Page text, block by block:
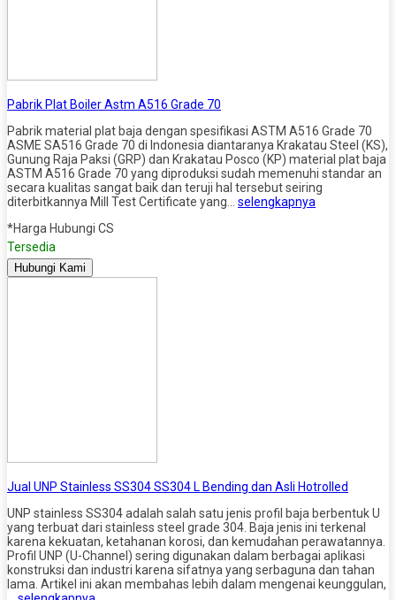
Pabrik Plat Boiler Astm A516 Grade 70
Pabrik material plat baja dengan spesifikasi ASTM A516 Grade 70
ASME SA516 Grade 70 di Indonesia diantaranya Krakatau Steel (KS),
Gunung Raja Paksi (GRP) dan Krakatau Posco (KP) material plat baja
ASTM A516 Grade 70 yang diproduksi sudah memenuhi standar an
secara kualitas sangat baik dan teruji hal tersebut seiring
diterbitkannya Mill Test Certificate yang… selengkapnya
*Harga Hubungi CS
Tersedia
Hubungi Kami
Jual UNP Stainless SS304 SS304 L Bending dan Asli Hotrolled
UNP stainless SS304 adalah salah satu jenis profil baja berbentuk U
yang terbuat dari stainless steel grade 304. Baja jenis ini terkenal
karena kekuatan, ketahanan korosi, dan kemudahan perawatannya.
Profil UNP (U-Channel) sering digunakan dalam berbagai aplikasi
konstruksi dan industri karena sifatnya yang serbaguna dan tahan
lama. Artikel ini akan membahas lebih dalam mengenai keunggulan,